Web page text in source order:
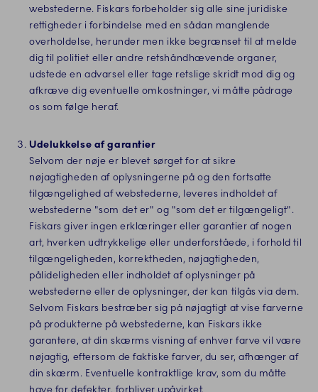
webstederne. Fiskars forbeholder sig alle sine juridiske
rettigheder i forbindelse med en sådan manglende
overholdelse, herunder men ikke begrænset til at melde
dig til politiet eller andre retshåndhævende organer,
udstede en advarsel eller tage retslige skridt mod dig og
afkræve dig eventuelle omkostninger, vi måtte pådrage
os som følge heraf.
Udelukkelse af garantier
Selvom der nøje er blevet sørget for at sikre
nøjagtigheden af oplysningerne på og den fortsatte
tilgængelighed af webstederne, leveres indholdet af
webstederne "som det er" og "som det er tilgængeligt".
Fiskars giver ingen erklæringer eller garantier af nogen
art, hverken udtrykkelige eller underforståede, i forhold til
tilgængeligheden, korrektheden, nøjagtigheden,
pålideligheden eller indholdet af oplysninger på
webstederne eller de oplysninger, der kan tilgås via dem.
Selvom Fiskars bestræber sig på nøjagtigt at vise farverne
på produkterne på webstederne, kan Fiskars ikke
garantere, at din skærms visning af enhver farve vil være
nøjagtig, eftersom de faktiske farver, du ser, afhænger af
din skærm. Eventuelle kontraktlige krav, som du måtte